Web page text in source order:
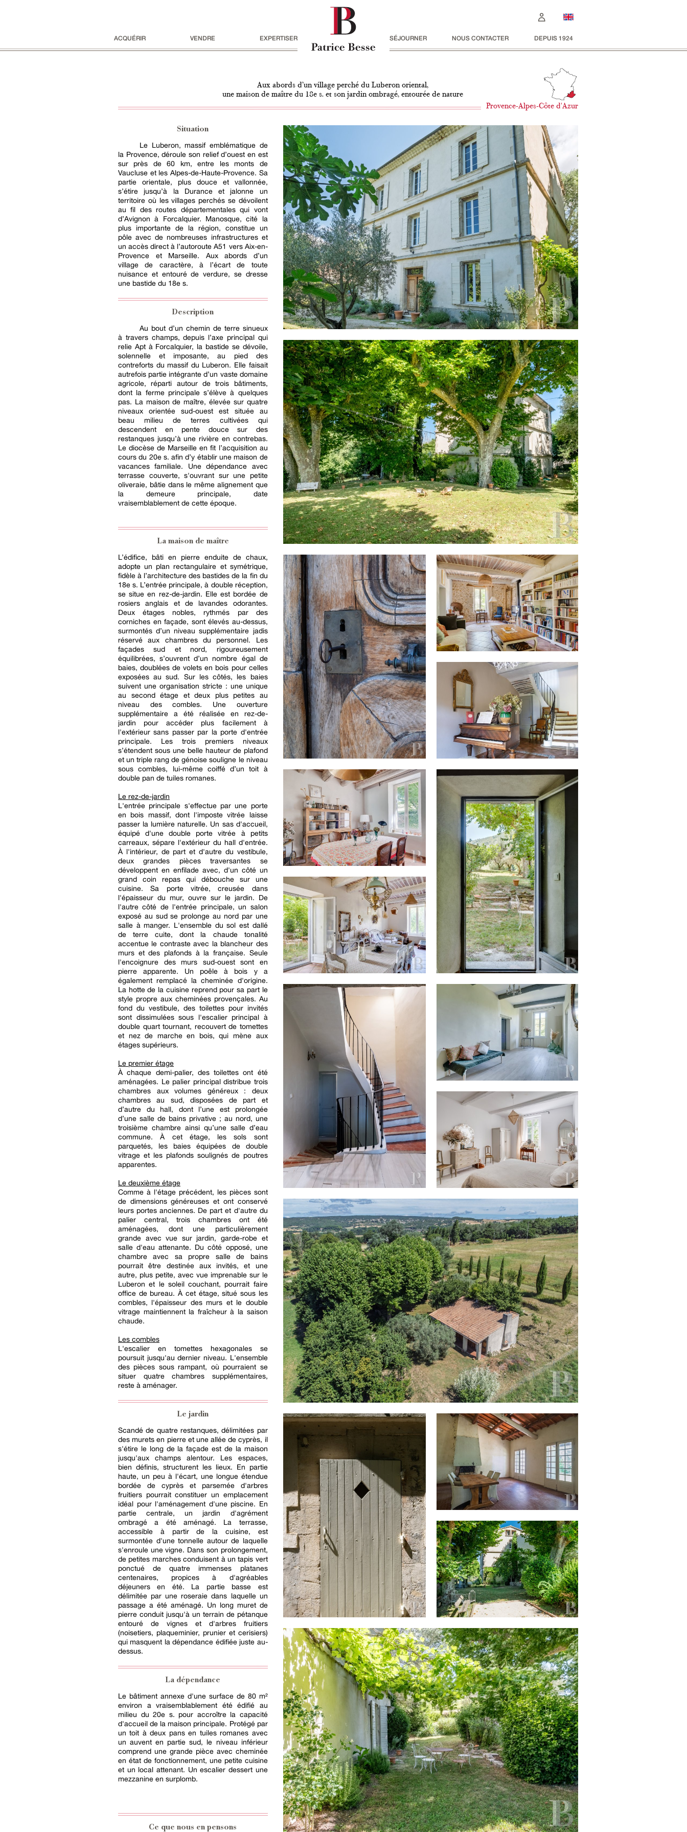
ACQUÉRIR VENDRE EXPERTISER SÉJOURNER NOUS CONTACTER DEPUIS 1924
Aux abords d’un village perché du Luberon oriental,
une maison de maître du 18e s. et son jardin ombragé, entourée de nature
Provence-Alpes-Côte d'Azur
Situation
Le Luberon, massif emblématique de
la Provence, déroule son relief d’ouest en est
sur près de 60 km, entre les monts de
Vaucluse et les Alpes-de-Haute-Provence. Sa
partie orientale, plus douce et vallonnée,
s’étire jusqu’à la Durance et jalonne un
territoire où les villages perchés se dévoilent
au fil des routes départementales qui vont
d’Avignon à Forcalquier. Manosque, cité la
plus importante de la région, constitue un
pôle avec de nombreuses infrastructures et
un accès direct à l’autoroute A51 vers Aix-en-
Provence et Marseille. Aux abords d’un
village de caractère, à l’écart de toute
nuisance et entouré de verdure, se dresse
une bastide du 18e s.
Description
Au bout d’un chemin de terre sinueux
à travers champs, depuis l’axe principal qui
relie Apt à Forcalquier, la bastide se dévoile,
solennelle et imposante, au pied des
contreforts du massif du Luberon. Elle faisait
autrefois partie intégrante d’un vaste domaine
agricole, réparti autour de trois bâtiments,
dont la ferme principale s’élève à quelques
pas. La maison de maître, élevée sur quatre
niveaux orientée sud-ouest est située au
beau milieu de terres cultivées qui
descendent en pente douce sur des
restanques jusqu’à une rivière en contrebas.
Le diocèse de Marseille en fit l’acquisition au
cours du 20e s. afin d’y établir une maison de
vacances familiale. Une dépendance avec
terrasse couverte, s'ouvrant sur une petite
oliveraie, bâtie dans le même alignement que
la demeure principale, date
vraisemblablement de cette époque.
La maison de maître
L’édifice, bâti en pierre enduite de chaux,
adopte un plan rectangulaire et symétrique,
fidèle à l’architecture des bastides de la fin du
18e s. L’entrée principale, à double réception,
se situe en rez-de-jardin. Elle est bordée de
rosiers anglais et de lavandes odorantes.
Deux étages nobles, rythmés par des
corniches en façade, sont élevés au-dessus,
surmontés d’un niveau supplémentaire jadis
réservé aux chambres du personnel. Les
façades sud et nord, rigoureusement
équilibrées, s’ouvrent d’un nombre égal de
baies, doublées de volets en bois pour celles
exposées au sud. Sur les côtés, les baies
suivent une organisation stricte : une unique
au second étage et deux plus petites au
niveau des combles. Une ouverture
supplémentaire a été réalisée en rez-de-
jardin pour accéder plus facilement à
l'extérieur sans passer par la porte d'entrée
principale. Les trois premiers niveaux
s’étendent sous une belle hauteur de plafond
et un triple rang de génoise souligne le niveau
sous combles, lui-même coiffé d’un toit à
double pan de tuiles romanes.
Le rez-de-jardin
L'entrée principale s'effectue par une porte
en bois massif, dont l'imposte vitrée laisse
passer la lumière naturelle. Un sas d'accueil,
équipé d'une double porte vitrée à petits
carreaux, sépare l'extérieur du hall d'entrée.
À l'intérieur, de part et d'autre du vestibule,
deux grandes pièces traversantes se
développent en enfilade avec, d'un côté un
grand coin repas qui débouche sur une
cuisine. Sa porte vitrée, creusée dans
l'épaisseur du mur, ouvre sur le jardin. De
l'autre côté de l'entrée principale, un salon
exposé au sud se prolonge au nord par une
salle à manger. L'ensemble du sol est dallé
de terre cuite, dont la chaude tonalité
accentue le contraste avec la blancheur des
murs et des plafonds à la française. Seule
l'encoignure des murs sud-ouest sont en
pierre apparente. Un poêle à bois y a
également remplacé la cheminée d'origine.
La hotte de la cuisine reprend pour sa part le
style propre aux cheminées provençales. Au
fond du vestibule, des toilettes pour invités
sont dissimulées sous l'escalier principal à
double quart tournant, recouvert de tomettes
et nez de marche en bois, qui mène aux
étages supérieurs.
Le premier étage
À chaque demi-palier, des toilettes ont été
aménagées. Le palier principal distribue trois
chambres aux volumes généreux : deux
chambres au sud, disposées de part et
d’autre du hall, dont l’une est prolongée
d’une salle de bains privative ; au nord, une
troisième chambre ainsi qu’une salle d’eau
commune. À cet étage, les sols sont
parquetés, les baies équipées de double
vitrage et les plafonds soulignés de poutres
apparentes.
Le deuxième étage
Comme à l'étage précédent, les pièces sont
de dimensions généreuses et ont conservé
leurs portes anciennes. De part et d'autre du
palier central, trois chambres ont été
aménagées, dont une particulièrement
grande avec vue sur jardin, garde-robe et
salle d'eau attenante. Du côté opposé, une
chambre avec sa propre salle de bains
pourrait être destinée aux invités, et une
autre, plus petite, avec vue imprenable sur le
Luberon et le soleil couchant, pourrait faire
office de bureau. À cet étage, situé sous les
combles, l'épaisseur des murs et le double
vitrage maintiennent la fraîcheur à la saison
chaude.
Les combles
L'escalier en tomettes hexagonales se
poursuit jusqu'au dernier niveau. L'ensemble
des pièces sous rampant, où pourraient se
situer quatre chambres supplémentaires,
reste à aménager.
Le jardin
Scandé de quatre restanques, délimitées par
des murets en pierre et une allée de cyprès, il
s'étire le long de la façade est de la maison
jusqu'aux champs alentour. Les espaces,
bien définis, structurent les lieux. En partie
haute, un peu à l'écart, une longue étendue
bordée de cyprès et parsemée d'arbres
fruitiers pourrait constituer un emplacement
idéal pour l'aménagement d'une piscine. En
partie centrale, un jardin d'agrément
ombragé a été aménagé. La terrasse,
accessible à partir de la cuisine, est
surmontée d'une tonnelle autour de laquelle
s'enroule une vigne. Dans son prolongement,
de petites marches conduisent à un tapis vert
ponctué de quatre immenses platanes
centenaires, propices à d'agréables
déjeuners en été. La partie basse est
délimitée par une roseraie dans laquelle un
passage a été aménagé. Un long muret de
pierre conduit jusqu'à un terrain de pétanque
entouré de vignes et d'arbres fruitiers
(noisetiers, plaqueminier, prunier et cerisiers)
qui masquent la dépendance édifiée juste au-
dessus.
La dépendance
Le bâtiment annexe d'une surface de 80 m²
environ a vraisemblablement été édifié au
milieu du 20e s. pour accroître la capacité
d'accueil de la maison principale. Protégé par
un toit à deux pans en tuiles romanes avec
un auvent en partie sud, le niveau inférieur
comprend une grande pièce avec cheminée
en état de fonctionnement, une petite cuisine
et un local attenant. Un escalier dessert une
mezzanine en surplomb.
Ce que nous en pensons